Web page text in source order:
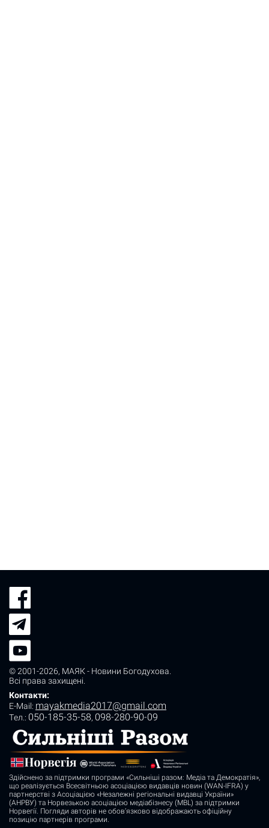
© 2001-2026, МАЯК - Новини Богодухова
Всі права захищені.
Контакти:
E-Mail: mayakmedia2017@gmail.com
Tел.: 050-185-35-58, 098-280-90-09
Здійснено за підтримки програми «Сильніші разом: Медіа та Демократія»,
що реалізується Всесвітньою асоціацією видавців новин (WAN-IFRA) у
партнерстві з Асоціацією «Незалежні регіональні видавці України»
(АНРВУ) та Норвезькою асоціацією медіабізнесу (MBL) за підтримки
Норвегії. Погляди авторів не обов’язково відображають офіційну
позицію партнерів програми.